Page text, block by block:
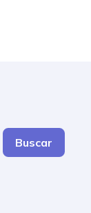
Buscar